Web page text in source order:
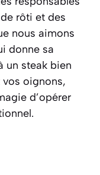
rôti et des
nous aimons
donne sa
un steak bien
oignons,
d’opérer